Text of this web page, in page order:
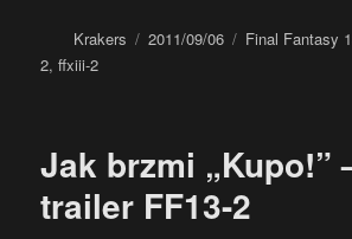
Autor
Krakers
Data
2011/09/06 Kategorie
Final Fantasy
2,ffxiii-2
Jak brzmi „Kupo!”
trailer FF13-2